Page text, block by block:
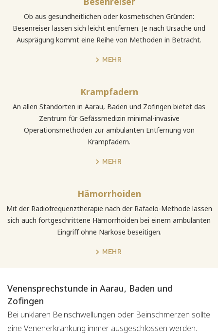
Ob aus gesundheitlichen oder kosmetischen Gründen:
Besenreiser lassen sich leicht entfernen. Je nach Ursache und
Ausprägung kommt eine Reihe von Methoden in Betracht.
MEHR
Krampfadern
An allen Standorten in Aarau, Baden und Zofingen bietet das
Zentrum für Gefässmedizin minimal-invasive
Operationsmethoden zur ambulanten Entfernung von
Krampfadern.
MEHR
Hämorrhoiden
Mit der Radiofrequenztherapie nach der Rafaelo-Methode lassen
sich auch fortgeschrittene Hämorrhoiden bei einem ambulanten
Eingriff ohne Narkose beseitigen.
MEHR
Venensprechstunde in Aarau, Baden und
Zofingen
Bei unklaren Beinschwellungen oder Beinschmerzen sollte
eine Venenerkrankung immer ausgeschlossen werden.